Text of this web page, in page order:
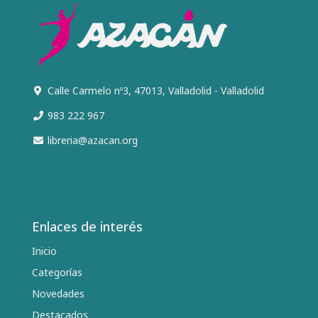
Calle Carmelo nº3, 47013, Valladolid - Valladolid
983 222 967
libreria@azacan.org
Enlaces de interés
Inicio
Categorías
Novedades
Destacados